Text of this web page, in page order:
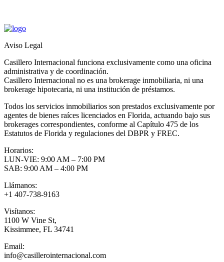
Aviso Legal
Casillero Internacional funciona exclusivamente como una oficina
administrativa y de coordinación.
Casillero Internacional no es una brokerage inmobiliaria, ni una
brokerage hipotecaria, ni una institución de préstamos.
Todos los servicios inmobiliarios son prestados exclusivamente por
agentes de bienes raíces licenciados en Florida, actuando bajo sus
brokerages correspondientes, conforme al Capítulo 475 de los
Estatutos de Florida y regulaciones del DBPR y FREC.
Horarios:
LUN-VIE: 9:00 AM – 7:00 PM
SAB: 9:00 AM – 4:00 PM
Llámanos:
+1 407-738-9163
Visítanos:
1100 W Vine St,
Kissimmee, FL 34741
Email:
info@casillerointernacional.com